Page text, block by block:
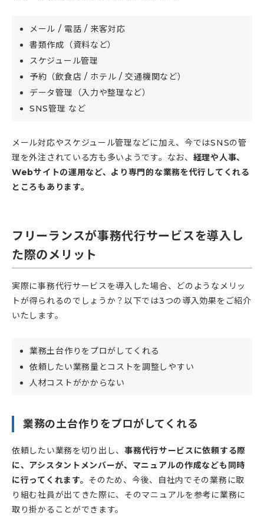
メール / 電話 / 来客対応
書類作成（資料など）
スケジュール管理
予約（飲食店 / ホテル / 交通機関など）
データ管理（入力や整理など）
SNS管理 など
メール対応やスケジュール管理などに加え、今ではSNSの管
理を外注されている方も多いようです。なお、 経理や人事、
Webサイトの運用など、より専門的な業務を代行してくれる
ところもあります。
フリーランスが事務代行サービスを導入し
た際のメリット
実際に事務代行サービスを導入した場合、どのようなメリッ
トが得られるのでしょうか？以下では3つの導入効果をご紹介
いたします。
業務土台作りをプロがしてくれる
依頼したい業務量とコストを調整しやすい
人材コストがかからない
業務の土台作りをプロがしてくれる
依頼したい業務を切り出し、事務代行サービスに依頼する際
に、アシスタントメンバーが、マニュアルの作成なども同時
に行ってくれます。 そのため、今後、自社内でその業務に取
り組む社員が出てきた際に、そのマニュアルを参考に業務に
取り掛かることができます。